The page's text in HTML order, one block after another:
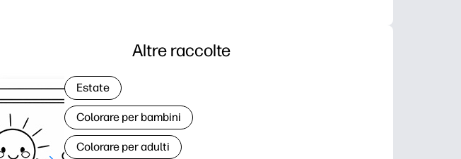
Altre raccolte
Estate
Colorare per bambini
Colorare per adulti